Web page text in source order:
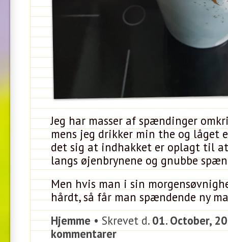
Jeg har masser af spændinger
mens jeg drikker min the og låget
det sig at indhakket er oplagt til
langs øjenbrynene og gnubbe
Men hvis man i sin
hårdt, så får man spændende ny
Hjemme• Skrevet d.01. October,
kommentarer